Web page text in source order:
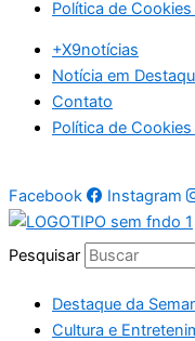
Política de Cookies
+X9notícias
Notícia em
Contato
Política de Cookies
Facebook
Instagram
Pesquisar
Destaque da
Cultura e